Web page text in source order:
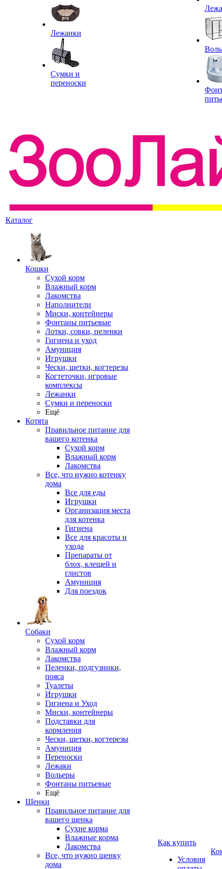
Лежанки
Сумки и
переноски
Каталог
Кошки
Сухой корм
Влажный корм
Лакомства
Наполнители
Миски, контейнеры
Фонтаны питьевые
Лотки, совки, пеленки
Гигиена и уход
Амуниция
Игрушки
Чески, щетки, когтерезы
Когтеточки, игровые
комплексы
Лежанки
Сумки и переноски
Ещё
Котята
Правильное питание для
вашего котенка
Сухой корм
Влажный корм
Лакомства
Все, что нужно котенку
дома
Все для еды
Игрушки
Организация места
для котенка
Гигиена
Все для красоты и
ухода
Препараты от
блох, клещей и
глистов
Амуниция
Для поездок
Собаки
Сухой корм
Влажный корм
Лакомства
Пеленки, подгузники,
пояса
Туалеты
Игрушки
Гигиена и Уход
Миски, контейнеры
Подставки для
кормления
Чески, щетки, когтерезы
Амуниция
Переноски
Лежаки
Вольеры
Фонтаны питьевые
Ещё
Щенки
Правильное питание для
вашего щенка
Сухие корма
Влажные корма
Лакомства
Все, что нужно щенку
дома
Как купить
Условия